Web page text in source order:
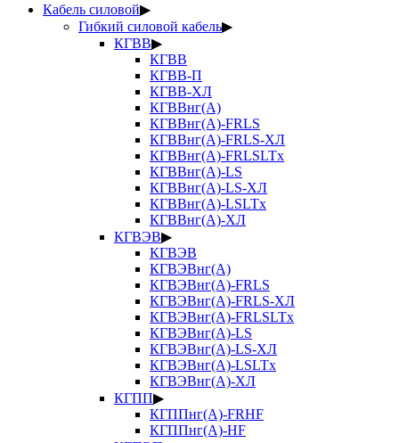
Кабель силовой▶
Гибкий силовой кабель▶
КГВВ▶
КГВВ
КГВВ-П
КГВВ-ХЛ
КГВВнг(А)
КГВВнг(А)-FRLS
КГВВнг(А)-FRLS-ХЛ
КГВВнг(А)-FRLSLTx
КГВВнг(А)-LS
КГВВнг(А)-LS-ХЛ
КГВВнг(А)-LSLTx
КГВВнг(А)-ХЛ
КГВЭВ▶
КГВЭВ
КГВЭВнг(А)
КГВЭВнг(А)-FRLS
КГВЭВнг(А)-FRLS-ХЛ
КГВЭВнг(А)-FRLSLTx
КГВЭВнг(А)-LS
КГВЭВнг(А)-LS-ХЛ
КГВЭВнг(А)-LSLTx
КГВЭВнг(А)-ХЛ
КГПП▶
КГППнг(А)-FRHF
КГППнг(А)-HF